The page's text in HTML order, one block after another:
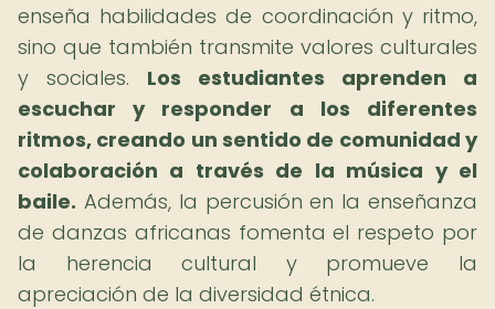
enseña habilidades de coordinación y ritmo,
sino que también transmite valores culturales
y sociales. Los estudiantes aprenden a
escuchar y responder a los diferentes
ritmos, creando un sentido de comunidad y
colaboración a través de la música y el
baile. Además, la percusión en la enseñanza
de danzas africanas fomenta el respeto por
la herencia cultural y promueve la
apreciación de la diversidad étnica.